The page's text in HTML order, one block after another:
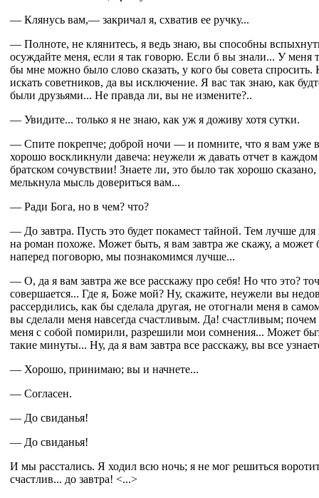
— Клянусь вам,— закричал я, схватив ее ручку...
— Полноте, не клянитесь, я ведь знаю, вы способны
осуждайте меня, если я так говорю. Если б вы знали... У меня
бы мне можно было слово сказать, у кого бы совета
искать советников, да вы исключение. Я вас так знаю, как
были друзьями... Не правда ли, вы не измените?..
— Увидите... только я не знаю, как уж я доживу хотя сутки.
— Спите покрепче; доброй ночи — и помните, что я вам уже
хорошо воскликнули давеча: неужели ж давать отчет в
братском сочувствии! Знаете ли, это было так хорошо
мелькнула мысль довериться вам...
— Ради Бога, но в чем? что?
— До завтра. Пусть это будет покамест тайной. Тем лучше для
на роман похоже. Может быть, я вам завтра же скажу, а может
наперед поговорю, мы познакомимся лучше...
— О, да я вам завтра же все расскажу про себя! Но что это?
совершается... Где я, Боже мой? Ну, скажите, неужели вы
рассердились, как бы сделала другая, не отогнали меня в
вы сделали меня навсегда счастливым. Да! счастливым;
меня с собой помирили, разрешили мои сомнения... Может
такие минуты... Ну, да я вам завтра все расскажу, вы все
— Хорошо, принимаю; вы и начнете...
— Согласен.
— До свиданья!
— До свиданья!
И мы расстались. Я ходил всю ночь; я не мог решиться
счастлив... до завтра! <...>